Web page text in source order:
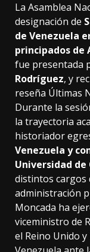
La Asamblea
designación de
de Venezuela
principados de
fue presentada
Rodríguez, y
reseña Últimas
Durante la
la trayectoria
historiador
Venezuela y
Universidad de
distintos cargos
administración
Moncada ha
viceministro de
el Reino Unido